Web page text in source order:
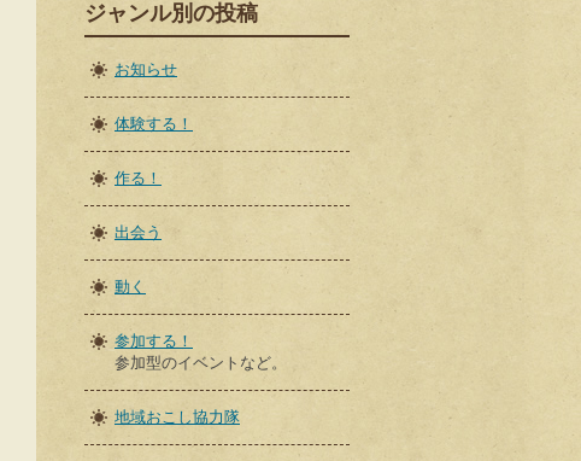
ジャンル別の投稿
お知らせ
体験する！
作る！
出会う
動く
参加する！
参加型のイベントなど。
地域おこし協力隊